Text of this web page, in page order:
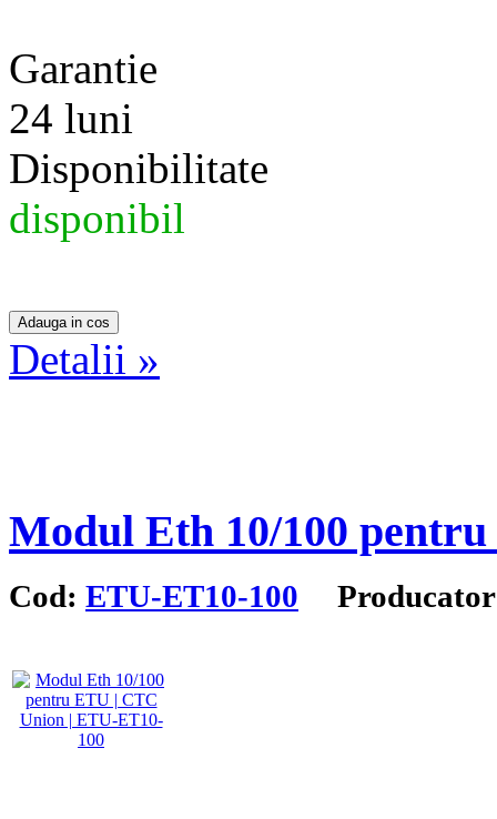
Garantie
24 luni
Disponibilitate
disponibil
Detalii »
Modul Eth 10/100
Cod: ETU-ET10-100